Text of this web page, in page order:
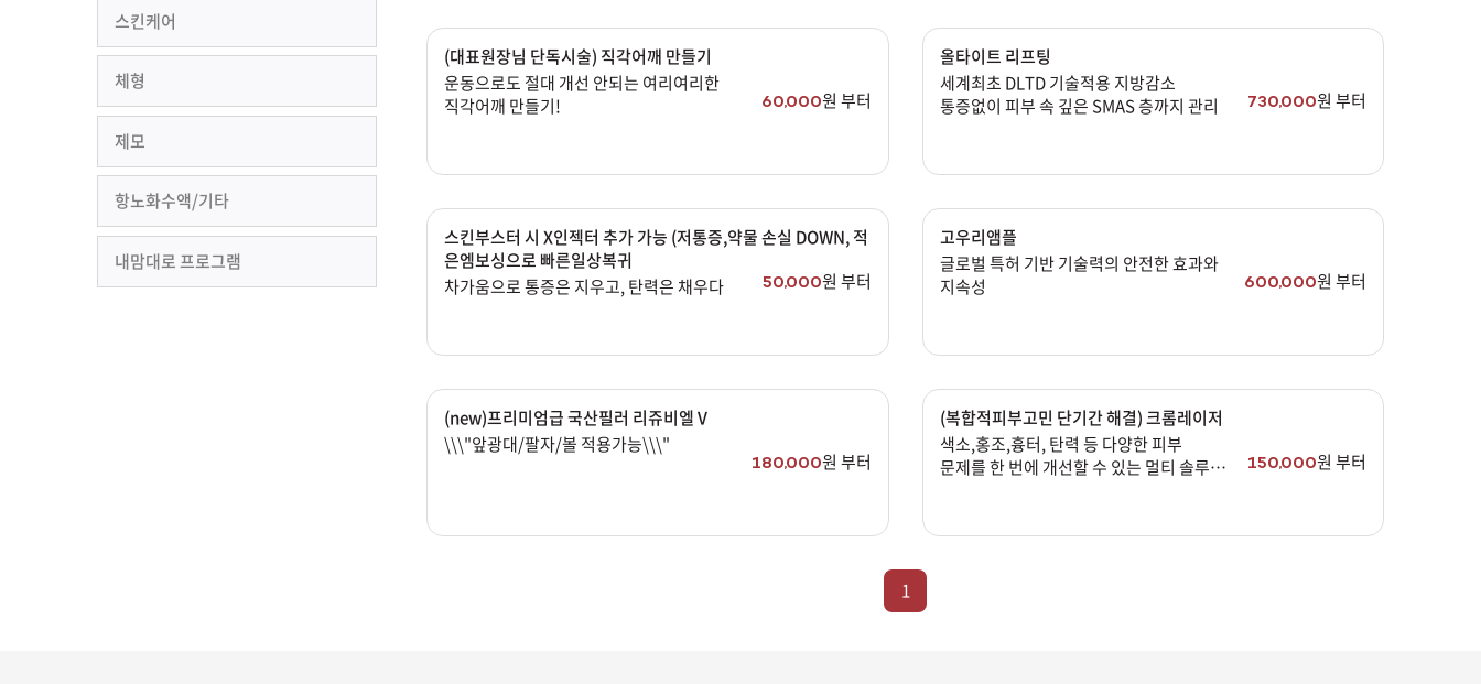
스킨케어
체형
제모
항노화수액/기타
내맘대로 프로그램
(대표원장님 단독시술) 직각어깨 만들기
운동으로도 절대 개선 안되는 여리여리한
직각어깨 만들기!
60,000원 부터
올타이트 리프팅
세계최초 DLTD 기술적용 지방감소
통증없이 피부 속 깊은 SMAS 층까지 관리
730,000원 부터
스킨부스터 시 X인젝터 추가 가능 (저통증,약물 손실 DOWN, 적
은엠보싱으로 빠른일상복귀
차가움으로 통증은 지우고, 탄력은 채우다
50,000원 부터
고우리앰플
글로벌 특허 기반 기술력의 안전한 효과와
지속성
600,000원 부터
(new)프리미엄급 국산필러 리쥬비엘 V
\\\"앞광대/팔자/볼 적용가능\\\"
180,000원 부터
(복합적피부고민 단기간 해결) 크롬레이저
색소,홍조,흉터, 탄력 등 다양한 피부
문제를 한 번에 개선할 수 있는 멀티 솔루션
150,000원 부터
1
스킨케어
체형